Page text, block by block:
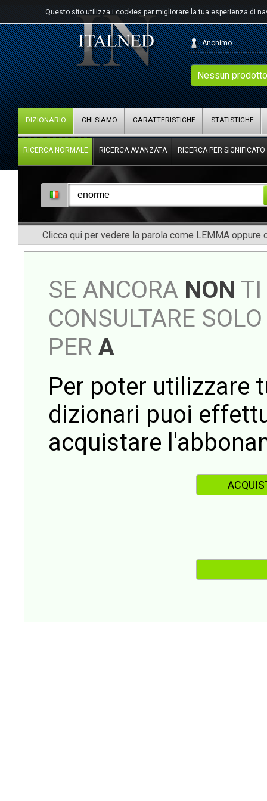
Questo sito utilizza i cookies per migliorare la tua esperienza di
Nessun
Anonimo
DIZIONARIO CHI SIAMO CARATTERISTICHE STATISTICHE
RICERCA NORMALE RICERCA AVANZATA RICERCA PER SIGNIFICATO
Clicca qui per vedere la parola come LEMMA oppure
SE ANCORA NON TI
CONSULTARE
PER A
Per poter utilizzare
dizionari puoi
acquistare